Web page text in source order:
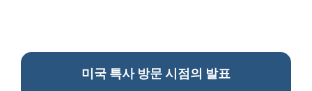
미국 특사 방문 시점의 발표